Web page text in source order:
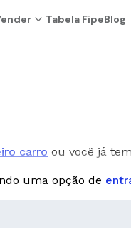
Tabela FipeBlog
carro ou você já
uma opção de